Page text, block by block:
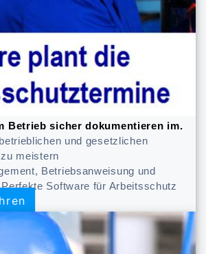
Betrieb sicher dokumentieren im.
und gesetzlichen
meistern
Betriebsanweisung und
Software für Arbeitsschutz